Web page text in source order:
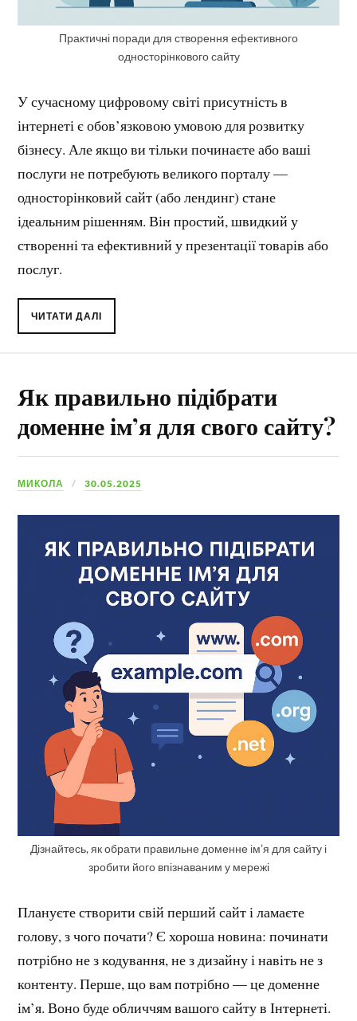
Практичні поради для створення ефективного
односторінкового сайту
У сучасному цифровому світі присутність в
інтернеті є обов’язковою умовою для розвитку
бізнесу. Але якщо ви тільки починаєте або ваші
послуги не потребують великого порталу —
односторінковий сайт (або лендинг) стане
ідеальним рішенням. Він простий, швидкий у
створенні та ефективний у презентації товарів або
послуг.
ЧИТАТИ ДАЛІ
Як правильно підібрати
доменне ім’я для свого сайту?
МИКОЛА 30.05.2025
Дізнайтесь, як обрати правильне доменне ім’я для сайту і
зробити його впізнаваним у мережі
Плануєте створити свій перший сайт і ламаєте
голову, з чого почати? Є хороша новина: починати
потрібно не з кодування, не з дизайну і навіть не з
контенту. Перше, що вам потрібно — це доменне
ім’я. Воно буде обличчям вашого сайту в Інтернеті.